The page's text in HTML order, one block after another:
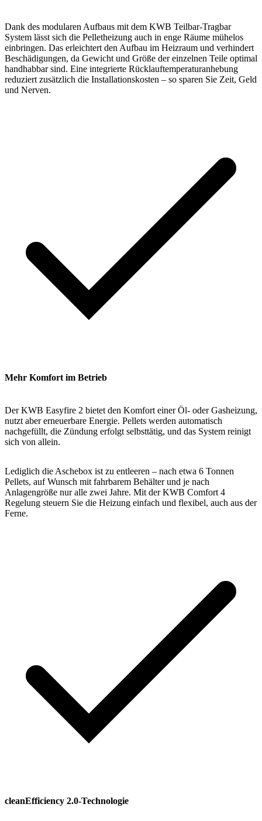
Dank des modularen Aufbaus mit dem KWB Teilbar-Tragbar
System lässt sich die Pelletheizung auch in enge Räume mühelos
einbringen. Das erleichtert den Aufbau im Heizraum und verhindert
Beschädigungen, da Gewicht und Größe der einzelnen Teile optimal
handhabbar sind. Eine integrierte Rücklauftemperaturanhebung
reduziert zusätzlich die Installationskosten – so sparen Sie Zeit, Geld
und Nerven.
Mehr Komfort im Betrieb
Der KWB Easyfire 2 bietet den Komfort einer Öl- oder Gasheizung,
nutzt aber erneuerbare Energie. Pellets werden automatisch
nachgefüllt, die Zündung erfolgt selbsttätig, und das System reinigt
sich von allein.
Lediglich die Aschebox ist zu entleeren – nach etwa 6 Tonnen
Pellets, auf Wunsch mit fahrbarem Behälter und je nach
Anlagengröße nur alle zwei Jahre. Mit der KWB Comfort 4
Regelung steuern Sie die Heizung einfach und flexibel, auch aus der
Ferne.
cleanEfficiency 2.0-Technologie